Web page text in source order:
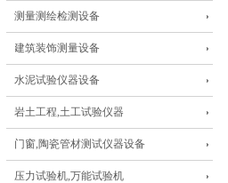
测量测绘检测设备
建筑装饰测量设备
水泥试验仪器设备
岩土工程,土工试验仪器
门窗,陶瓷管材测试仪器设备
压力试验机,万能试验机